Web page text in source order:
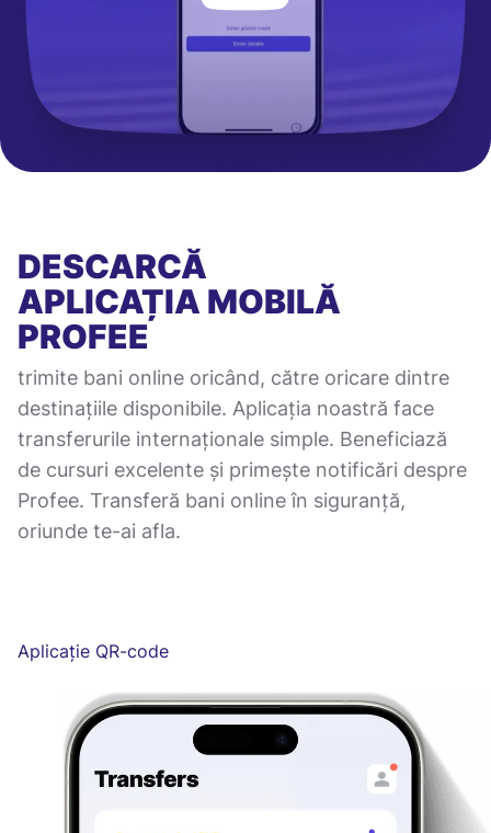
DESCARCĂ
APLICAȚIA MOBILĂ
PROFEE
trimite bani online oricând, către oricare dintre
destinațiile disponibile. Aplicația noastră face
transferurile internaționale simple. Beneficiază
de cursuri excelente și primește notificări despre
Profee. Transferă bani online în siguranță,
oriunde te-ai afla.
Aplicație QR-code